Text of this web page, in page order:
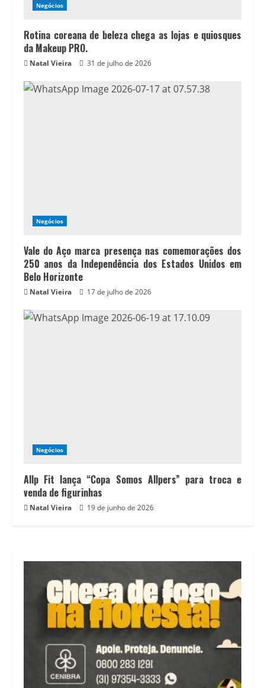
Negócios
Rotina coreana de beleza chega as lojas e quiosques
da Makeup PRO.
Natal Vieira 31 de julho de 2026
Negócios
Vale do Aço marca presença nas comemorações dos
250 anos da Independência dos Estados Unidos em
Belo Horizonte
Natal Vieira 17 de julho de 2026
Negócios
Allp Fit lança “Copa Somos Allpers” para troca e
venda de figurinhas
Natal Vieira 19 de junho de 2026